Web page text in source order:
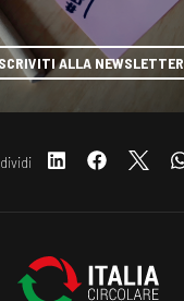
ALLA NEWSLETTER